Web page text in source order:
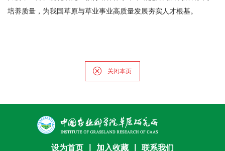
培养质量，为我国草原与草业事业高质量发展夯实人才根基。
关闭本页
设为首页 加入收藏 联系我们